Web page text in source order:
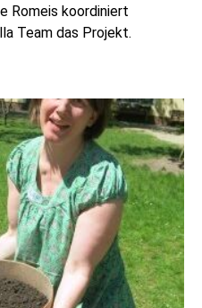
Romeis koordiniert
Team das Projekt.